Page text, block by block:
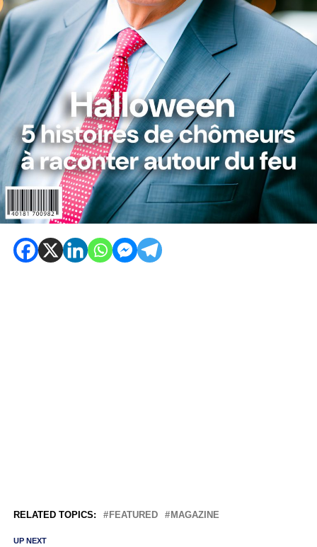
RELATED TOPICS: FEATURED MAGAZINE
UP NEXT